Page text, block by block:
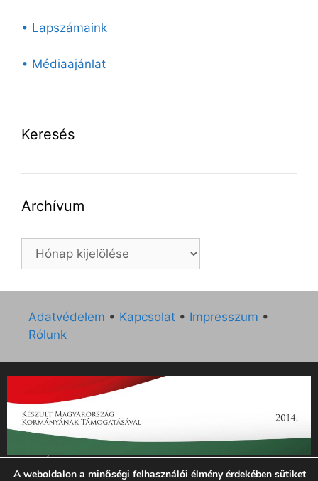
• Lapszámaink
• Médiaajánlat
Keresés
Archívum
Archívum
Adatvédelem • Kapcsolat • Impresszum •
Rólunk
„Az Új Ember katolikus hetilap 2014. évi működésének
támogatását az EGYH-KCP-14-P-0121 sz. támogatási
A weboldalon a minőségi felhasználói élmény érdekében sütiket